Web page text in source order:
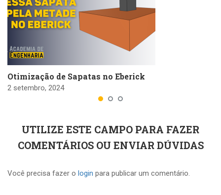
Otimização de Sapatas no Eberick
2 setembro, 2024
UTILIZE ESTE CAMPO PARA FAZER
COMENTÁRIOS OU ENVIAR DÚVIDAS
Você precisa fazer o login para publicar um comentário.